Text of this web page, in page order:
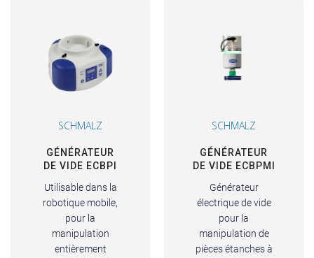
SCHMALZ
GÉNÉRATEUR
DE VIDE ECBPI
Utilisable dans la
robotique mobile,
pour la
manipulation
entièrement
SCHMALZ
GÉNÉRATEUR
DE VIDE ECBPMI
Générateur
électrique de vide
pour la
manipulation de
pièces étanches à